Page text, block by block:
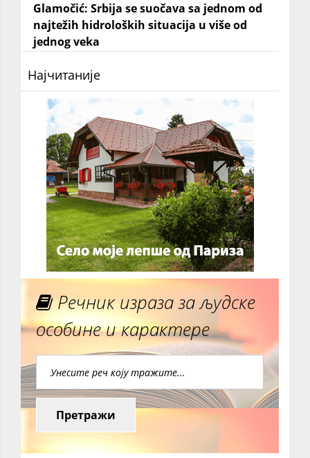
Glamočić: Srbija se suočava sa jednom od
najtežih hidroloških situacija u više od
jednog veka
Најчитаније
Речник израза за људске
особине и карактере
Претражи